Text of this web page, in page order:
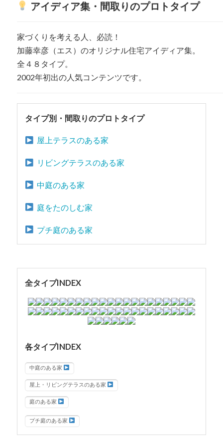
アイディア集・間取りのプロトタイプ
家づくりを考える人、必読！
加藤幸彦（エス）のオリジナル住宅アイディア集。
全４８タイプ。
2002年初出の人気コンテンツです。
タイプ別・間取りのプロトタイプ
屋上テラスのある家
リビングテラスのある家
中庭のある家
庭をたのしむ家
プチ庭のある家
全タイプINDEX
各タイプINDEX
中庭のある家
屋上・リビングテラスのある家
庭のある家
プチ庭のある家